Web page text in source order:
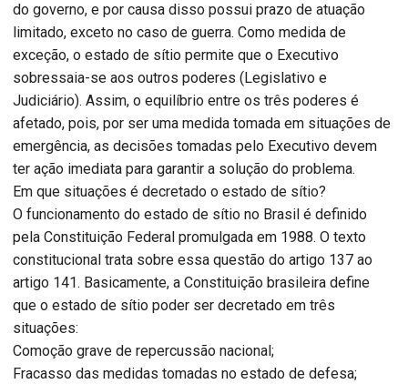
do governo, e por causa disso possui prazo de atuação
limitado, exceto no caso de guerra. Como medida de
exceção, o estado de sítio permite que o Executivo
sobressaia-se aos outros poderes (Legislativo e
Judiciário). Assim, o equilíbrio entre os três poderes é
afetado, pois, por ser uma medida tomada em situações de
emergência, as decisões tomadas pelo Executivo devem
ter ação imediata para garantir a solução do problema.
Em que situações é decretado o estado de sítio?
O funcionamento do estado de sítio no Brasil é definido
pela Constituição Federal promulgada em 1988. O texto
constitucional trata sobre essa questão do artigo 137 ao
artigo 141. Basicamente, a Constituição brasileira define
que o estado de sítio poder ser decretado em três
situações:
Comoção grave de repercussão nacional;
Fracasso das medidas tomadas no estado de defesa;